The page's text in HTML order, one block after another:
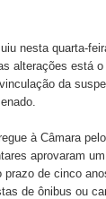
nesta quarta-
alterações está
da
à Câmara
aprovaram
de cinco
de ônibus ou